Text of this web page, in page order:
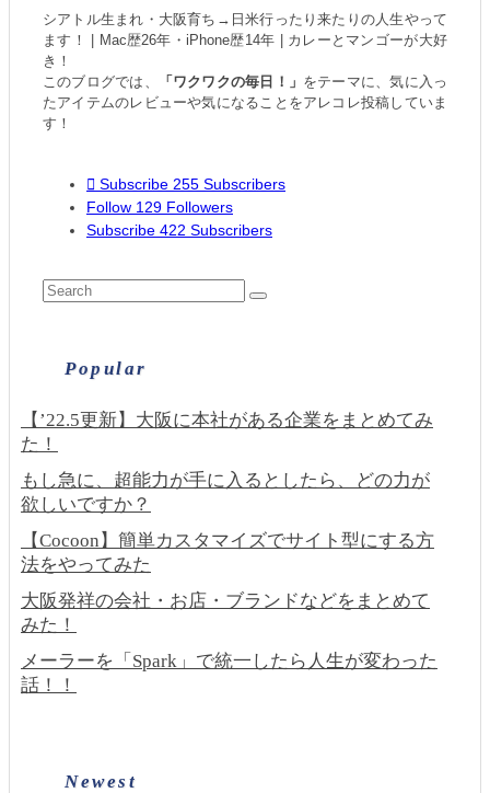
シアトル生まれ・大阪育ち→日米行ったり来たりの人生やって
ます！ | Mac歴26年・iPhone歴14年 | カレーとマンゴーが大好
き！
このブログでは、
「ワクワクの毎日！」 をテーマに、気に入っ
たアイテムのレビューや気になることをアレコレ投稿していま
す！
Subscribe 255 Subscribers
Follow 129 Followers
Subscribe 422 Subscribers
Popular
【’22.5更新】大阪に本社がある企業をまとめてみ
た！
もし急に、超能力が手に入るとしたら、どの力が
欲しいですか？
【Cocoon】簡単カスタマイズでサイト型にする方
法をやってみた
大阪発祥の会社・お店・ブランドなどをまとめて
みた！
メーラーを「Spark」で統一したら人生が変わった
話！！
Newest